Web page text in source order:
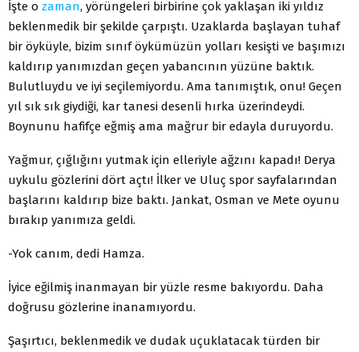
İşte o zaman, yörüngeleri birbirine çok yaklaşan iki yıldız
beklenmedik bir şekilde çarpıştı. Uzaklarda başlayan tuhaf
bir öyküyle, bizim sınıf öykümüzün yolları kesişti ve başımızı
kaldırıp yanımızdan geçen yabancının yüzüne baktık.
Bulutluydu ve iyi seçilemiyordu. Ama tanımıştık, onu! Geçen
yıl sık sık giydiği, kar tanesi desenli hırka üzerindeydi.
Boynunu hafifçe eğmiş ama mağrur bir edayla duruyordu.
Yağmur, çığlığını yutmak için elleriyle ağzını kapadı! Derya
uykulu gözlerini dört açtı! İlker ve Uluç spor sayfalarından
başlarını kaldırıp bize baktı. Jankat, Osman ve Mete oyunu
bırakıp yanımıza geldi.
-Yok canım, dedi Hamza.
İyice eğilmiş inanmayan bir yüzle resme bakıyordu. Daha
doğrusu gözlerine inanamıyordu.
Şaşırtıcı, beklenmedik ve dudak uçuklatacak türden bir